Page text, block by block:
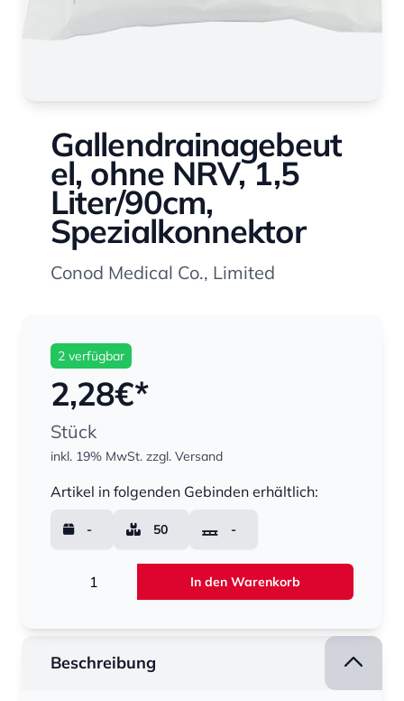
Gallendrainagebeut
el, ohne NRV, 1,5
Liter/90cm,
Spezialkonnektor
Conod Medical Co., Limited
2 verfügbar
2,28€*
Stück
inkl. 19% MwSt. zzgl. Versand
Artikel in folgenden Gebinden erhältlich:
- 50 -
In den Warenkorb
Beschreibung